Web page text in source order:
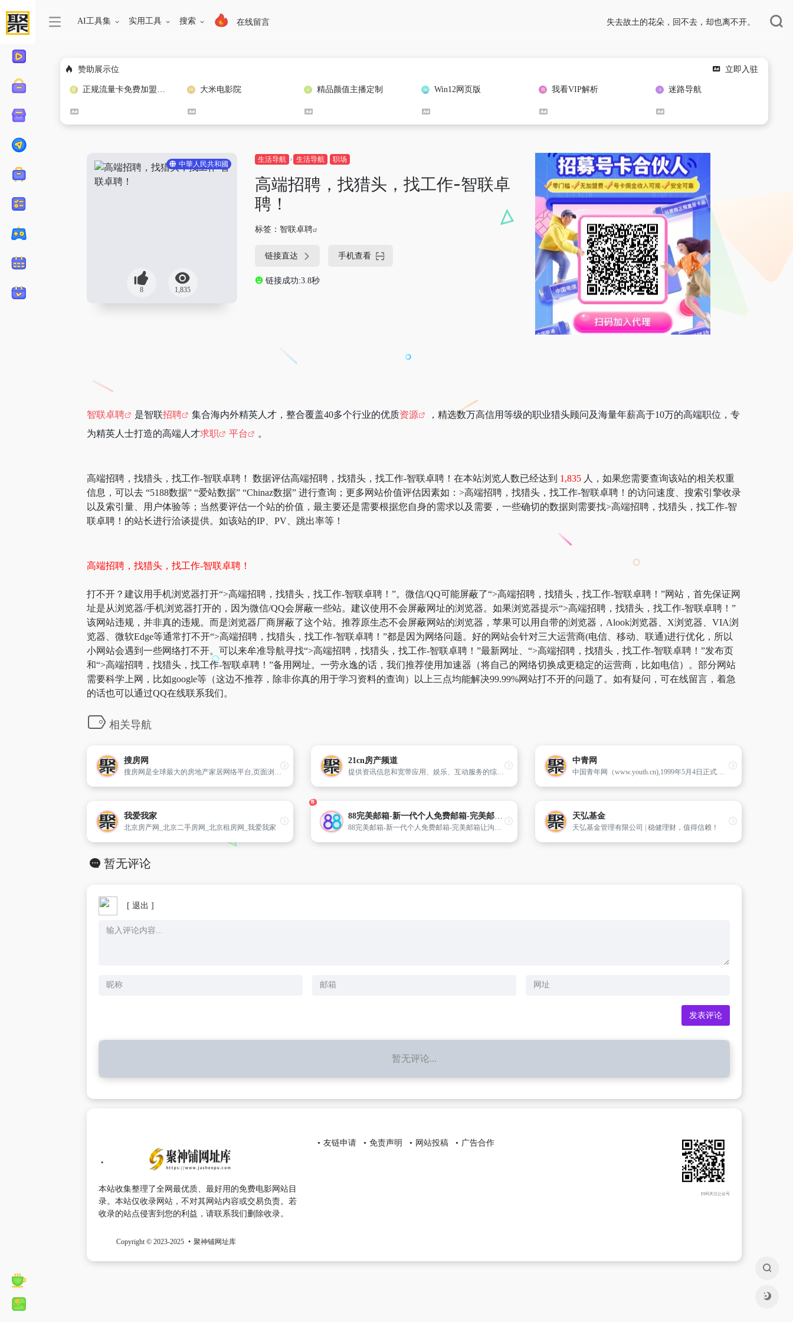
AI工具集 实用工具 搜索 在线留言 失去故土的花朵，回不去，却也离不开。
赞助展示位 立即入驻
正规流量卡免费加盟合作 大米电影院 精品颜值主播定制 Win12网页版 我看VIP解析 迷路导航
中華人民共和國
8 1,835
生活导航 生活导航 职场
高端招聘，找猎头，找工作-智联卓
聘！
标签： 智联卓聘
链接直达 手机查看
链接成功:3.8秒
智联卓聘 是智联招聘 集合海内外精英人才，整合覆盖40多个行业的优质资源
，精选数万高信用等级的职业猎头顾问及海量年薪高于10万的高端职位，专
为精英人士打造的高端人才求职 平台 。
高端招聘，找猎头，找工作-智联卓聘！ 数据评估高端招聘，找猎头，找工作-智联卓聘！在本站浏览人数已经达到 1,835 人，如果您需要查询该站的相关权重
信息，可以去 “5188数据” “爱站数据” “Chinaz数据” 进行查询；更多网站价值评估因素如：>高端招聘，找猎头，找工作-智联卓聘！的访问速度、搜索引擎收录
以及索引量、用户体验等；当然要评估一个站的价值，最主要还是需要根据您自身的需求以及需要，一些确切的数据则需要找>高端招聘，找猎头，找工作-智
联卓聘！的站长进行洽谈提供。如该站的IP、PV、跳出率等！
高端招聘，找猎头，找工作-智联卓聘！
打不开？建议用手机浏览器打开“>高端招聘，找猎头，找工作-智联卓聘！”。微信/QQ可能屏蔽了“>高端招聘，找猎头，找工作-智联卓聘！”网站，首先保证网
址是从浏览器/手机浏览器打开的，因为微信/QQ会屏蔽一些站。建议使用不会屏蔽网址的浏览器。如果浏览器提示“>高端招聘，找猎头，找工作-智联卓聘！”
该网站违规，并非真的违规。而是浏览器厂商屏蔽了这个站。推荐原生态不会屏蔽网站的浏览器，苹果可以用自带的浏览器，Alook浏览器、X浏览器、VIA浏
览器、微软Edge等通常打不开“>高端招聘，找猎头，找工作-智联卓聘！”都是因为网络问题。好的网站会针对三大运营商(电信、移动、联通)进行优化，所以
小网站会遇到一些网络打不开。可以来牟准导航寻找“>高端招聘，找猎头，找工作-智联卓聘！”最新网址、“>高端招聘，找猎头，找工作-智联卓聘！”发布页
和“>高端招聘，找猎头，找工作-智联卓聘！”备用网址。一劳永逸的话，我们推荐使用加速器（将自己的网络切换成更稳定的运营商，比如电信）。部分网站
需要科学上网，比如google等（这边不推荐，除非你真的用于学习资料的查询）以上三点均能解决99.99%网站打不开的问题了。如有疑问，可在线留言，着急
的话也可以通过QQ在线联系我们。
相关导航
搜房网
搜房网是全球最大的房地产家居网络平台,页面浏览量和访问量在同类网站中处于绝对领先地位。拥有9000名员工,网络业务覆盖300多个城市,在中国100多个城市拥有分公司和办公室。2010年9月搜房网（股票代码SFUN）在美国纽约证券交易所成功上市。
21cn房产频道
提供资讯信息和宽带应用、娱乐、互动服务的综合门户。
中青网
中国青年网（www.youth.cn),1999年5月4日正式开通,共青团中央主办的中央重点新闻网站、团中央官方网站,是国内最大的青年主流网站。中国青年网竭诚服务青年的文化、心理、情感和创业需求,是共青团运用网络文化元素吸引青年的新载体和引导青年的新途径,为团组织通过新媒体融入青年提供有力支撑。中国青年网拥有400余个子网站,2000多个栏目,用文字、图片、动漫、...
我爱我家
北京房产网_北京二手房网_北京租房网_我爱我家
荐
88完美邮箱-新一代个人免费邮箱-完美邮箱让沟通更正式更完美
88完美邮箱-新一代个人免费邮箱-完美邮箱让沟通更正式更完美
天弘基金
天弘基金管理有限公司 | 稳健理财，值得信赖！
暂无评论
[ 退出 ]
暂无评论...
本站收集整理了全网最优质、最好用的免费电影网站目
录。本站仅收录网站，不对其网站内容或交易负责。若
收录的站点侵害到您的利益，请联系我们删除收录。
友链申请 免责声明 网站投稿 广告合作
扫码关注公众号
Copyright © 2023-2025 聚神铺网址库